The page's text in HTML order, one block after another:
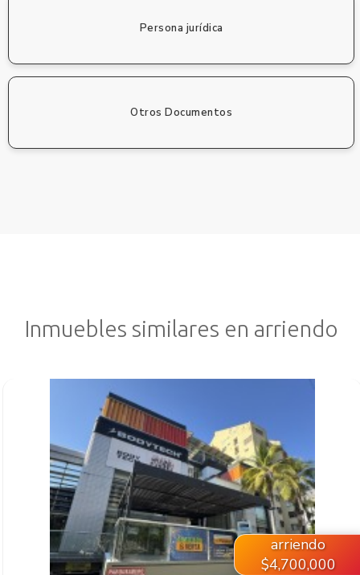
Persona jurídica
Otros Documentos
Inmuebles similares en arriendo
VER INMUEBLE
arriendo
$4,700,000